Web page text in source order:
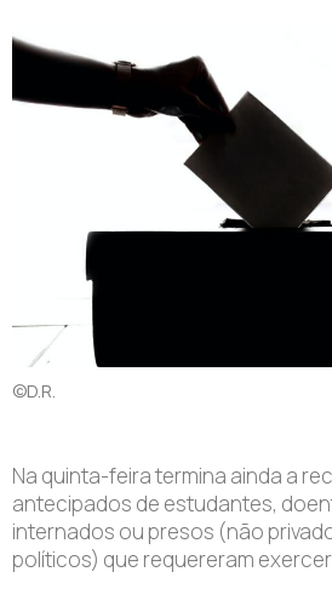
©D.R.
Na quinta-feira termina ainda a
antecipados de estudantes,
internados ou presos (não
políticos) que requereram